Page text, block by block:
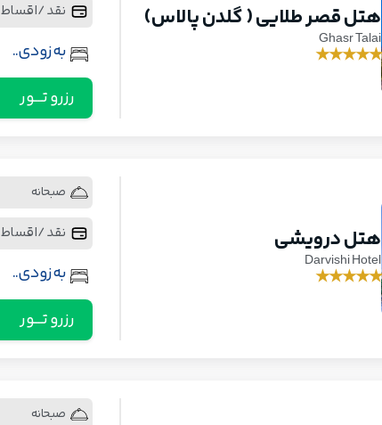
هتل قصر طلایی ( گلدن پالاس)
Ghasr Talai
★
★
★
★
★
نقد / اقساط
به زودی..
رزرو تـــور
هتل درویشی
Darvishi Hotel
★
★
★
★
★
صبحانه
نقد / اقساط
به زودی..
رزرو تـــور
صبحانه